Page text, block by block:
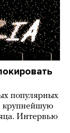
популярных
крупнейшую
Интервью